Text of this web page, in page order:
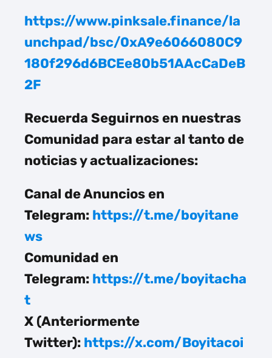
https://www.pinksale.finance/la
unchpad/bsc/0xA9e6066080C9
180f296d6BCEe80b51AAcCaDeB
2F
Recuerda Seguirnos en nuestras
Comunidad para estar al tanto de
noticias y actualizaciones:
Canal de Anuncios en
Telegram: https://t.me/boyitane
ws
Comunidad en
Telegram: https://t.me/boyitacha
t
X (Anteriormente
Twitter): https://x.com/Boyitacoi